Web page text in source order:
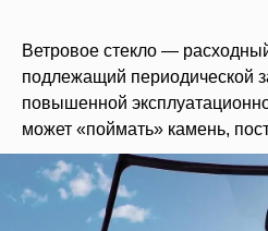
Ветровое стекло —
подлежащий периодической
повышенной
может «поймать» камень,